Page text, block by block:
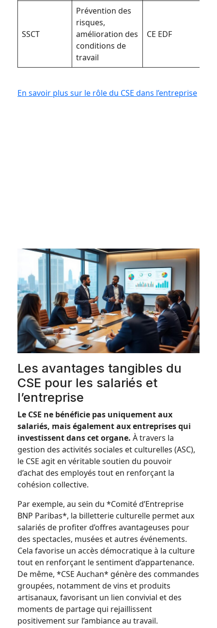
SSCT
Prévention des
risques,
amélioration des
conditions de
travail
CE EDF
En savoir plus sur le rôle du CSE dans l’entreprise
Les avantages tangibles du
CSE pour les salariés et
l’entreprise
Le CSE ne bénéficie pas uniquement aux
salariés, mais également aux entreprises qui
investissent dans cet organe. À travers la
gestion des activités sociales et culturelles (ASC),
le CSE agit en véritable soutien du pouvoir
d’achat des employés tout en renforçant la
cohésion collective.
Par exemple, au sein du *Comité d’Entreprise
BNP Paribas*, la billetterie culturelle permet aux
salariés de profiter d’offres avantageuses pour
des spectacles, musées et autres événements.
Cela favorise un accès démocratique à la culture
tout en renforçant le sentiment d’appartenance.
De même, *CSE Auchan* génère des commandes
groupées, notamment de vins et produits
artisanaux, favorisant un lien convivial et des
moments de partage qui rejaillissent
positivement sur l’ambiance au travail.